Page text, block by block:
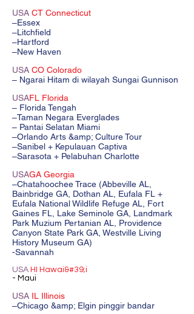
USA CT Connecticut
–Essex
–Litchfield
–Hartford
–New Haven
USA CO Colorado
– Ngarai Hitam di wilayah Sungai Gunnison
USAFL Florida
– Florida Tengah
–Taman Negara Everglades
– Pantai Selatan Miami
–Orlando Arts &amp; Culture Tour
–Sanibel + Kepulauan Captiva
–Sarasota + Pelabuhan Charlotte
USAGA Georgia
–Chatahoochee Trace (Abbeville AL,
Bainbridge GA, Dothan AL, Eufala FL +
Eufala National Wildlife Refuge AL, Fort
Gaines FL, Lake Seminole GA, Landmark
Park Muzium Pertanian AL, Providence
Canyon State Park GA, Westville Living
History Museum GA)
-Savannah
USA HI Hawai&#39;i
- Maui
USA IL Illinois
–Chicago &amp; Elgin pinggir bandar